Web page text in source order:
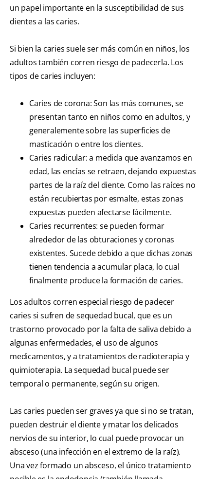
un papel importante en la susceptibilidad de sus
dientes a las caries.
Si bien la caries suele ser más común en niños, los
adultos también corren riesgo de padecerla. Los
tipos de caries incluyen:
Caries de corona: Son las más comunes, se
presentan tanto en niños como en adultos, y
generalemente sobre las superficies de
masticación o entre los dientes.
Caries radicular: a medida que avanzamos en
edad, las encías se retraen, dejando expuestas
partes de la raíz del diente. Como las raíces no
están recubiertas por esmalte, estas zonas
expuestas pueden afectarse fácilmente.
Caries recurrentes: se pueden formar
alrededor de las obturaciones y coronas
existentes. Sucede debido a que dichas zonas
tienen tendencia a acumular placa, lo cual
finalmente produce la formación de caries.
Los adultos corren especial riesgo de padecer
caries si sufren de sequedad bucal, que es un
trastorno provocado por la falta de saliva debido a
algunas enfermedades, el uso de algunos
medicamentos, y a tratamientos de radioterapia y
quimioterapia. La sequedad bucal puede ser
temporal o permanente, según su origen.
Las caries pueden ser graves ya que si no se tratan,
pueden destruir el diente y matar los delicados
nervios de su interior, lo cual puede provocar un
absceso (una infección en el extremo de la raíz).
Una vez formado un absceso, el único tratamiento